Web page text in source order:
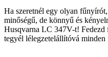
Ha szeretnél egy olyan
minőségű, de könnyű és
Husqvarna LC 347V-t! Fedezd
tegyél lélegzetelállítóvá